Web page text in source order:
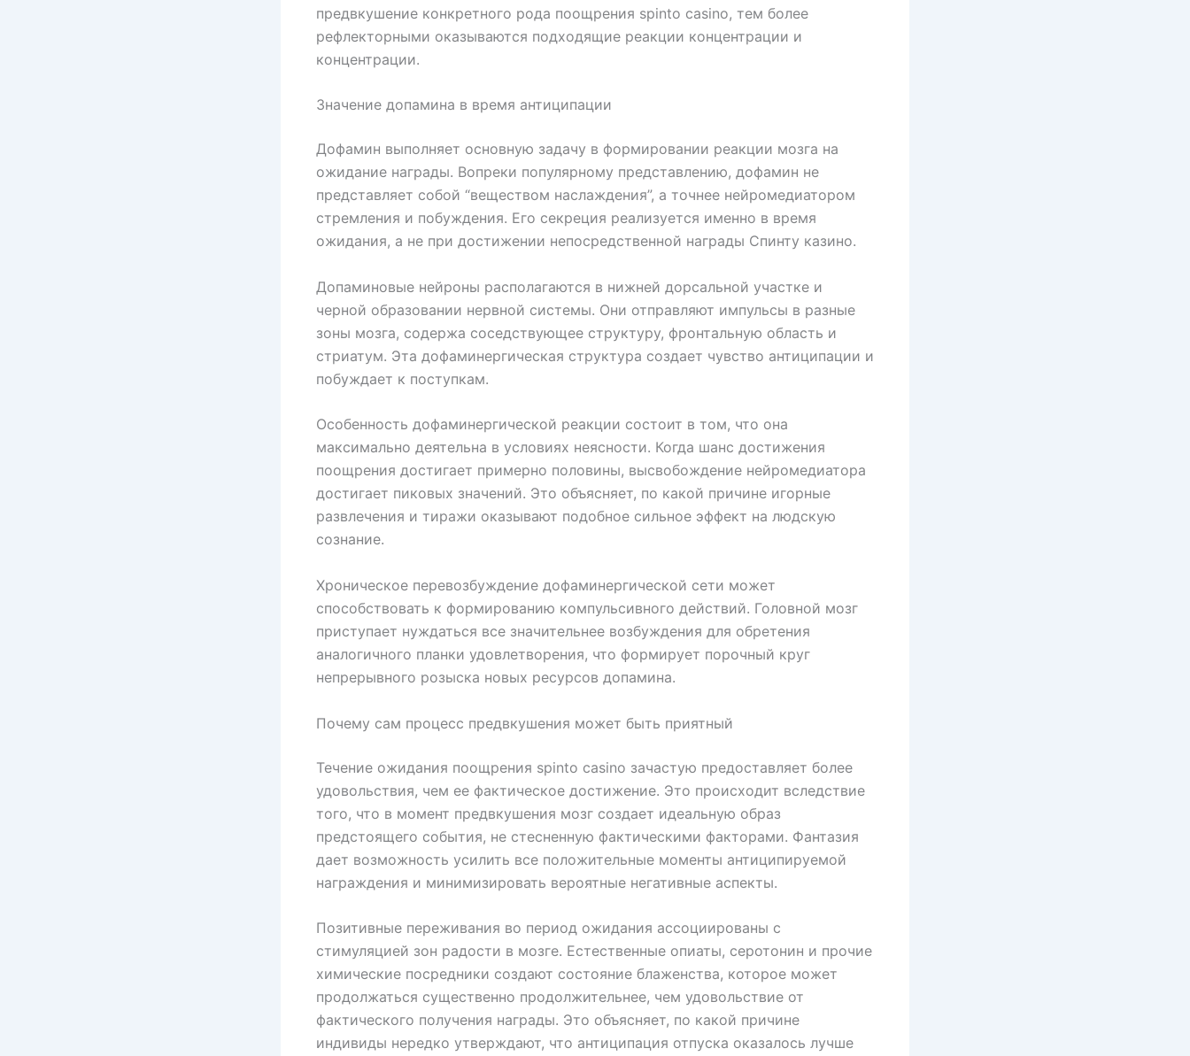
предвкушение конкретного рода поощрения spinto casino, тем более
рефлекторными оказываются подходящие реакции концентрации и
концентрации.
Значение допамина в время антиципации
Дофамин выполняет основную задачу в формировании реакции мозга на
ожидание награды. Вопреки популярному представлению, дофамин не
представляет собой “веществом наслаждения”, а точнее нейромедиатором
стремления и побуждения. Его секреция реализуется именно в время
ожидания, а не при достижении непосредственной награды Спинту казино.
Допаминовые нейроны располагаются в нижней дорсальной участке и
черной образовании нервной системы. Они отправляют импульсы в разные
зоны мозга, содержа соседствующее структуру, фронтальную область и
стриатум. Эта дофаминергическая структура создает чувство антиципации и
побуждает к поступкам.
Особенность дофаминергической реакции состоит в том, что она
максимально деятельна в условиях неясности. Когда шанс достижения
поощрения достигает примерно половины, высвобождение нейромедиатора
достигает пиковых значений. Это объясняет, по какой причине игорные
развлечения и тиражи оказывают подобное сильное эффект на людскую
сознание.
Хроническое перевозбуждение дофаминергической сети может
способствовать к формированию компульсивного действий. Головной мозг
приступает нуждаться все значительнее возбуждения для обретения
аналогичного планки удовлетворения, что формирует порочный круг
непрерывного розыска новых ресурсов допамина.
Почему сам процесс предвкушения может быть приятный
Течение ожидания поощрения spinto casino зачастую предоставляет более
удовольствия, чем ее фактическое достижение. Это происходит вследствие
того, что в момент предвкушения мозг создает идеальную образ
предстоящего события, не стесненную фактическими факторами. Фантазия
дает возможность усилить все положительные моменты антиципируемой
награждения и минимизировать вероятные негативные аспекты.
Позитивные переживания во период ожидания ассоциированы с
стимуляцией зон радости в мозге. Естественные опиаты, серотонин и прочие
химические посредники создают состояние блаженства, которое может
продолжаться существенно продолжительнее, чем удовольствие от
фактического получения награды. Это объясняет, по какой причине
индивиды нередко утверждают, что антиципация отпуска оказалось лучше